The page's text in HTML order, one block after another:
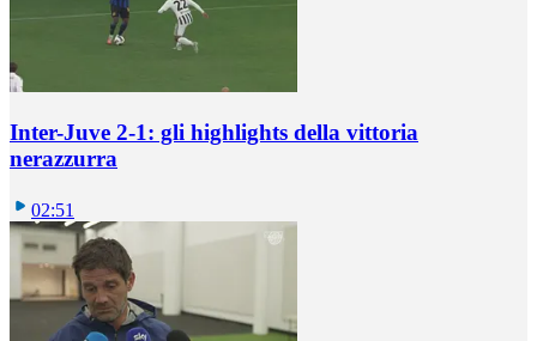
Inter-Juve 2-1: gli highlights della vittoria
nerazzurra
02:51